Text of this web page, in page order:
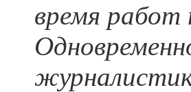
время